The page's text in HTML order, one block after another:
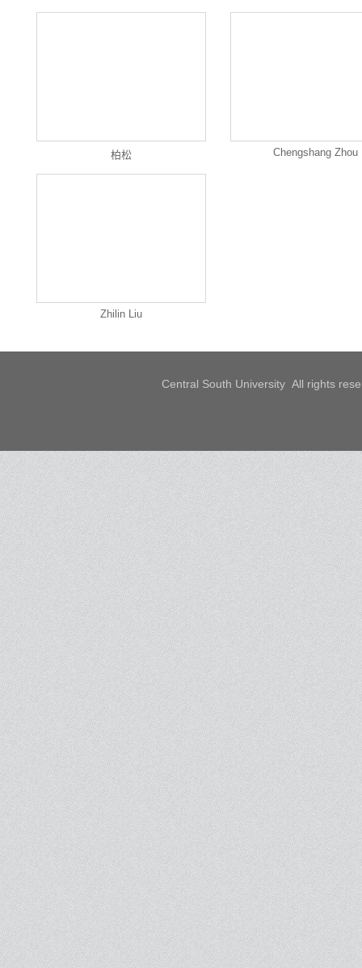
柏松 Chengshang Zhou
Zhilin Liu
Central South University All rights